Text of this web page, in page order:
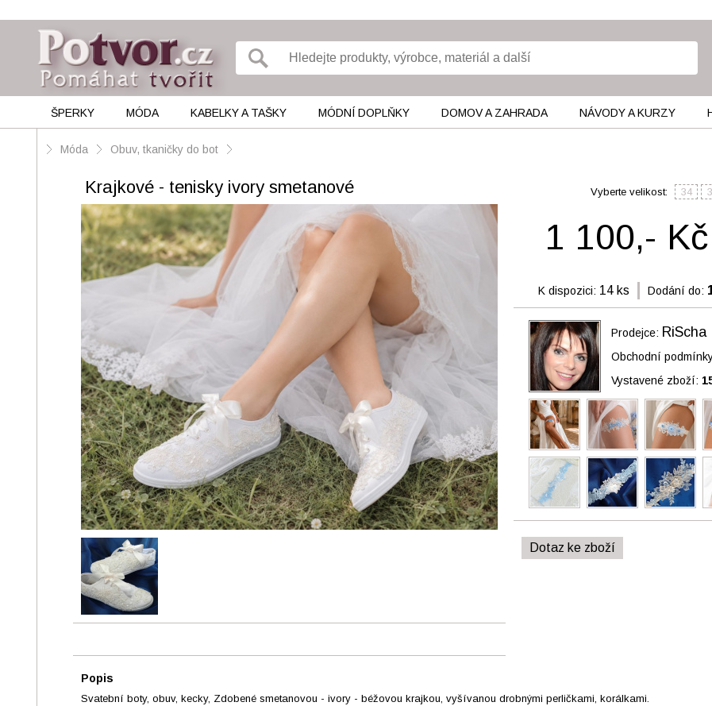
ŠPERKY MÓDA KABELKY A TAŠKY MÓDNÍ DOPLŇKY DOMOV A ZAHRADA NÁVODY A KURZY
Móda Obuv, tkaničky do bot
Krajkové - tenisky ivory smetanové
1 100,- Kč
Vyberte velikost: 34
K dispozici: 14 ks Dodání do:
Prodejce: RiScha
Obchodní
Vystavené zboží:
Dotaz ke zboží
Popis
Svatební boty, obuv, kecky, Zdobené smetanovou - ivory - béžovou krajkou, vyšívanou drobnými perličkami, korálkami.